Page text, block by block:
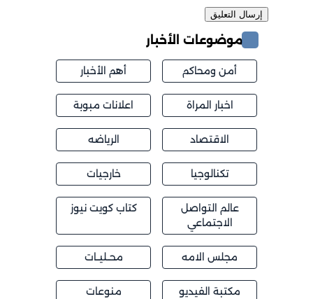
موضوعات الأخبار
أمن ومحاكم أهم الأخبار
اخبار المراة اعلانات مبوبة
الاقتصاد الرياضه
تكنالوجيا خارجيات
عالم التواصل
الاجتماعي
كتاب كويت نيوز
مجلس الامه محــليــات
مكتبة الفيديو منوعات